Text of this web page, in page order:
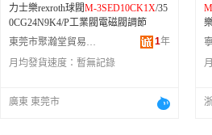
力士樂rexroth球閥M-3SED10CK1X/35
0CG24N9K4/P工業閥電磁閥調節
東莞市聚瀚堂貿易有限公司
1年
月均發貨速度： 暫無記錄
廣東 東莞市